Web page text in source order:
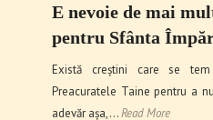
E nevoie de mai
pentru Sfânta
Există creștini care se
Preacuratele Taine pentru a
adevăr așa,…Read More